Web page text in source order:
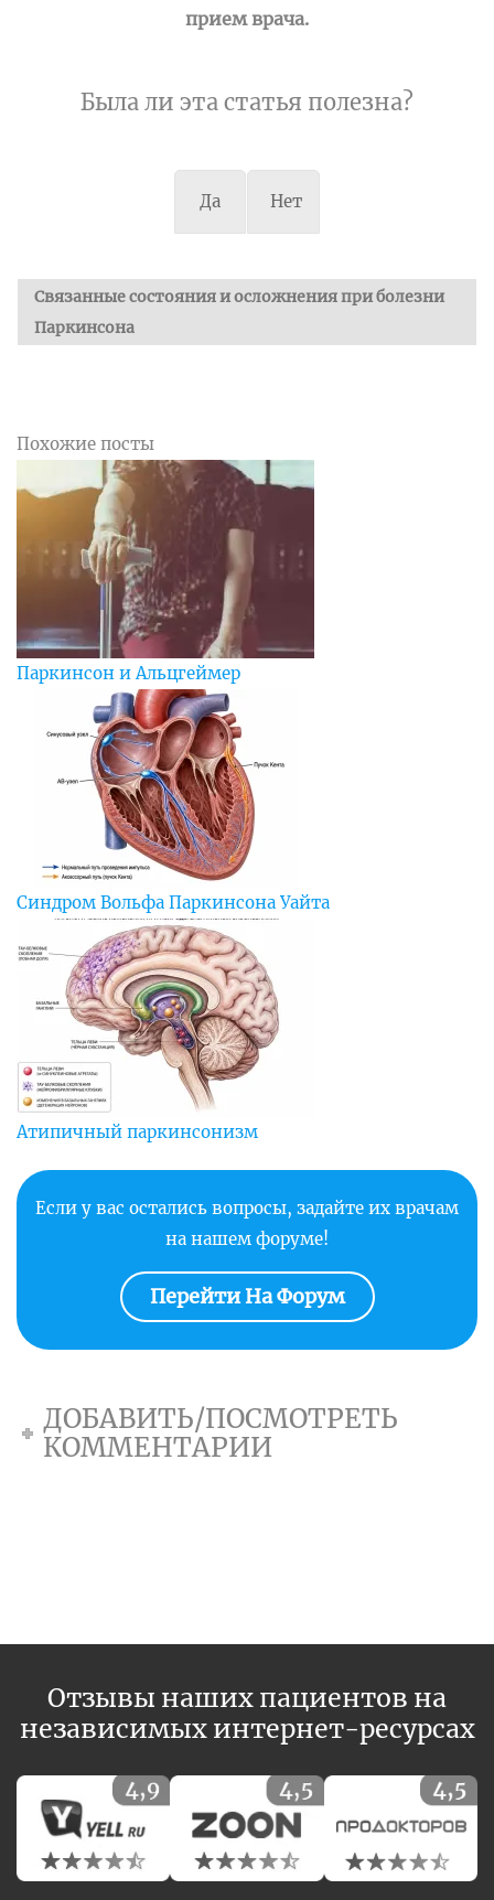
прием врача.
Была ли эта статья полезна?
Да Нет
Связанные состояния и осложнения при болезни
Паркинсона
Похожие посты
Паркинсон и Альцгеймер
Синдром Вольфа Паркинсона Уайта
Атипичный паркинсонизм
Если у вас остались вопросы, задайте их врачам
на нашем форуме!
Перейти На Форум
ДОБАВИТЬ/ПОСМОТРЕТЬ
КОММЕНТАРИИ
Отзывы наших пациентов на
независимых интернет-ресурсах